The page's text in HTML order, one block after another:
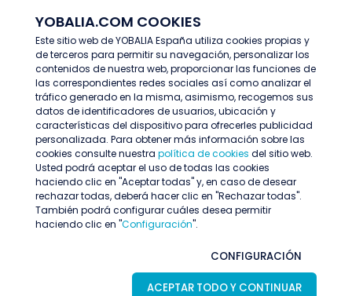
YOBALIA.COM COOKIES
Este sitio web de YOBALIA España utiliza cookies propias y
de terceros para permitir su navegación, personalizar los
contenidos de nuestra web, proporcionar las funciones de
las correspondientes redes sociales así como analizar el
tráfico generado en la misma, asimismo, recogemos sus
datos de identificadores de usuarios, ubicación y
características del dispositivo para ofrecerles publicidad
personalizada. Para obtener más información sobre las
cookies consulte nuestra política de cookies del sitio web.
Usted podrá aceptar el uso de todas las cookies
haciendo clic en "Aceptar todas" y, en caso de desear
rechazar todas, deberá hacer clic en "Rechazar todas".
También podrá configurar cuáles desea permitir
haciendo clic en "Configuración".
CONFIGURACIÓN
ACEPTAR TODO Y CONTINUAR
Últimas ofertas
Oferta no encontrada o ha finalizado su
proceso de selección